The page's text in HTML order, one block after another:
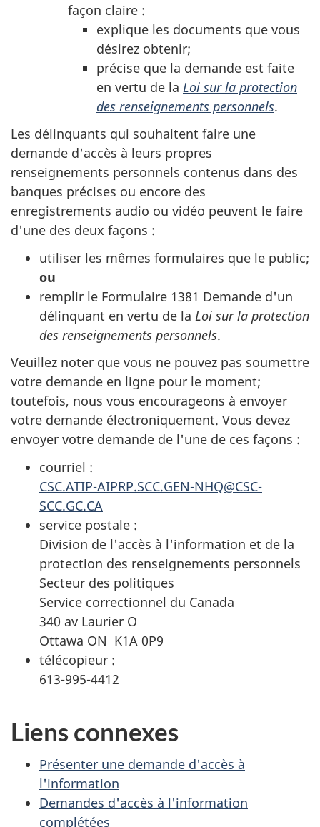
façon claire :
explique les documents que vous
désirez obtenir;
précise que la demande est faite
en vertu de la Loi sur la protection
des renseignements personnels.
Les délinquants qui souhaitent faire une
demande d'accès à leurs propres
renseignements personnels contenus dans des
banques précises ou encore des
enregistrements audio ou vidéo peuvent le faire
d'une des deux façons :
utiliser les mêmes formulaires que le public;
ou
remplir le Formulaire 1381 Demande d'un
délinquant en vertu de la Loi sur la protection
des renseignements personnels.
Veuillez noter que vous ne pouvez pas soumettre
votre demande en ligne pour le moment;
toutefois, nous vous encourageons à envoyer
votre demande électroniquement. Vous devez
envoyer votre demande de l'une de ces façons :
courriel :
CSC.ATIP-AIPRP.SCC.GEN-NHQ@CSC-
SCC.GC.CA
service postale :
Division de l'accès à l'information et de la
protection des renseignements personnels
Secteur des politiques
Service correctionnel du Canada
340 av Laurier O
Ottawa ON K1A 0P9
télécopieur :
613-995-4412
Liens connexes
Présenter une demande d'accès à
l'information
Demandes d'accès à l'information
complétées